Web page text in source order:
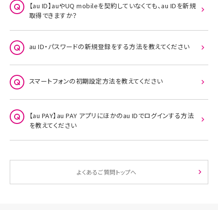
【au ID】auやUQ mobileを契約していなくても、au IDを新規
取得できますか？
au ID・パスワードの新規登録をする方法を教えてください
スマートフォンの初期設定方法を教えてください
【au PAY】au PAY アプリにほかのau IDでログインする方法
を教えてください
よくあるご質問トップへ